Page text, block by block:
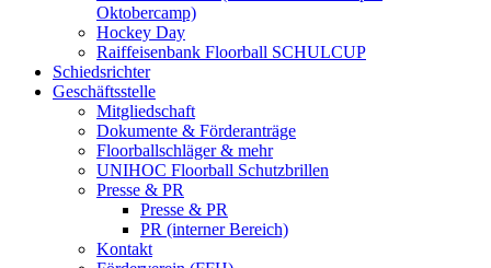
Oktobercamp)
Hockey Day
Raiffeisenbank Floorball SCHULCUP
Schiedsrichter
Geschäftsstelle
Mitgliedschaft
Dokumente & Förderanträge
Floorballschläger & mehr
UNIHOC Floorball Schutzbrillen
Presse & PR
Presse & PR
PR (interner Bereich)
Kontakt